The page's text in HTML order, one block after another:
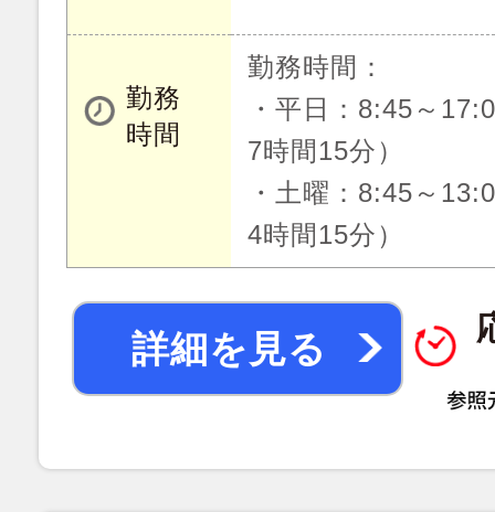
勤務
時間
勤務時間：
・平日：8:45～
7時間15分）
・土曜：8:45～
4時間15分）
詳細を見る